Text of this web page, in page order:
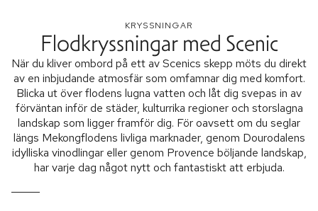
KRYSSNINGAR
Flodkryssningar med Scenic
När du kliver ombord på ett av Scenics skepp möts du direkt
av en inbjudande atmosfär som omfamnar dig med komfort.
Blicka ut över flodens lugna vatten och låt dig svepas in av
förväntan inför de städer, kulturrika regioner och storslagna
landskap som ligger framför dig. För oavsett om du seglar
längs Mekongflodens livliga marknader, genom Dourodalens
idylliska vinodlingar eller genom Provence böljande landskap,
har varje dag något nytt och fantastiskt att erbjuda.